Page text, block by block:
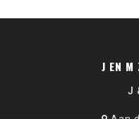
J EN M
J